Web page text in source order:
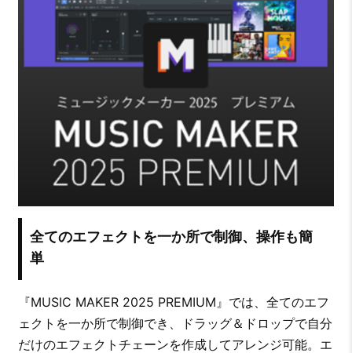
全てのエフェクトを一か所で制御、操作も簡
単
『MUSIC MAKER 2025 PREMIUM』では、全てのエフ
ェクトを一か所で制御でき、ドラッグ＆ドロップで自分
だけのエフェクトチェーンを作成してアレンジ可能。エ